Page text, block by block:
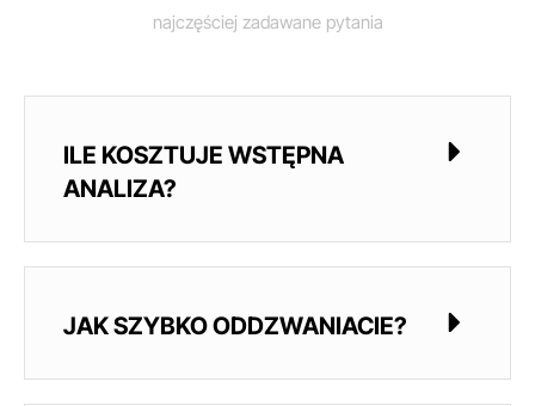
najczęściej zadawane pytania
ILE KOSZTUJE WSTĘPNA
ANALIZA?
JAK SZYBKO ODDZWANIACIE?